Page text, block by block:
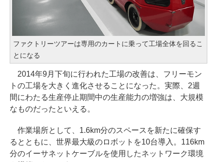
ファクトリーツアーは専用のカートに乗って工場全体を回るこ
とになる
2014年9月下旬に行われた工場の改善は、フリーモン
トの工場を大きく進化させることになった。実際、2週
間にわたる生産停止期間中の生産能力の増強は、大規模
なものだったといえる。
作業場所として、1.6km分のスペースを新たに確保す
るとともに、世界最大級のロボットを10台導入。116km
分のイーサネットケーブルを使用したネットワーク環境